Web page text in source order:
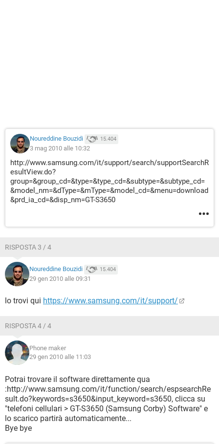
Noureddine Bouzidi 15.404
3 mag 2010 alle 10:32
http://www.samsung.com/it/support/search/supportSearchR
esultView.do?
group=&group_cd=&type=&type_cd=&subtype=&subtype_cd=
&model_nm=&dType=&mType=&model_cd=&menu=download
&prd_ia_cd=&disp_nm=GT-S3650
RISPOSTA 3 / 4
Noureddine Bouzidi 15.404
29 gen 2010 alle 09:31
lo trovi qui https://www.samsung.com/it/support/
RISPOSTA 4 / 4
Phone maker
29 gen 2010 alle 11:03
Potrai trovare il software direttamente qua
:http://www.samsung.com/it/function/search/espsearchRe
sult.do?keywords=s3650&input_keyword=s3650, clicca su
"telefoni cellulari > GT-S3650 (Samsung Corby) Software" e
lo scarico partirà automaticamente...
Bye bye